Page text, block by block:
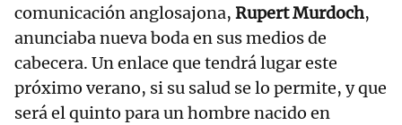
comunicación anglosajona, Rupert Murdoch,
anunciaba nueva boda en sus medios de
cabecera. Un enlace que tendrá lugar este
próximo verano, si su salud se lo permite, y que
será el quinto para un hombre nacido en